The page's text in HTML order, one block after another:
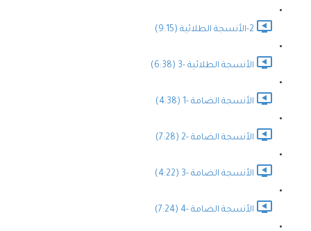
2-الأنسجة الطلائية (9:15)
الأنسجة الطلائية -3 (6:38)
الأنسجة الضامة -1 (4:38)
الأنسجة الضامة -2 (7:28)
الأنسجة الضامة -3 (4:22)
الأنسجة الضامة -4 (7:24)